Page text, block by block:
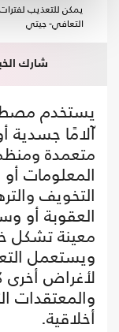
يمكن للتعذيب
التعافي- جيتي
شارك
يستخدم
آلامًا جسدية
متعمدة
المعلومات
التخويف
العقوبة أو
معينة تشكل
ويستعمل
لأغراض
والمعتقدات
أخلاقية.